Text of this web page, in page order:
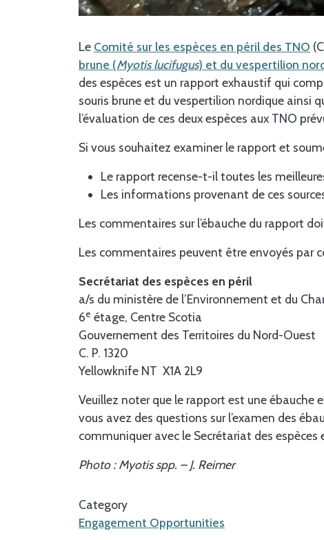
Le Comité sur les espèces en péril des TNO
brune (Myotis lucifugus) et du vespertilion
des espèces est un rapport exhaustif qui
souris brune et du vespertilion nordique ainsi
l’évaluation de ces deux espèces aux TNO
Si vous souhaitez examiner le rapport et
Le rapport recense-t-il toutes les
Les informations provenant de ces
Les commentaires sur l’ébauche du rapport
Les commentaires peuvent être envoyés par
Secrétariat des espèces en péril
a/s du ministère de l’Environnement et du
6e étage, Centre Scotia
Gouvernement des Territoires du Nord-Ouest
C. P. 1320
Yellowknife NT X1A 2L9
Veuillez noter que le rapport est une ébauche
vous avez des questions sur l’examen des
communiquer avec le Secrétariat des espèces
Photo : Myotis spp. – J. Reimer
Category
Engagement Opportunities